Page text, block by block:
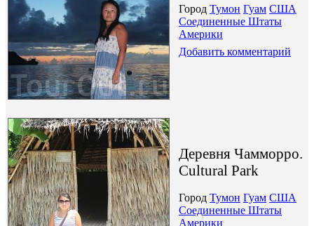
Город Тумон Гуам США
Соединенные Штаты
Америки
Добавить комментарий
Деревня Чамморро.
Cultural Park
Город Тумон Гуам США
Соединенные Штаты
Америки